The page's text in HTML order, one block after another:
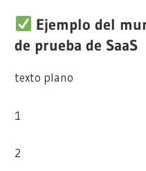
Ejemplo del
de prueba de SaaS
texto plano
1
2